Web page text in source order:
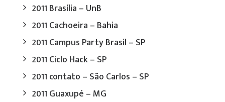
2011 Brasília – UnB
2011 Cachoeira – Bahia
2011 Campus Party Brasil – SP
2011 Ciclo Hack – SP
2011 contato – São Carlos – SP
2011 Guaxupé – MG